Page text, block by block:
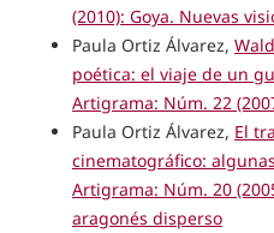
(2010): Goya. Nuevas
Paula Ortiz Álvarez,
poética: el viaje de un
Artigrama: Núm. 22
Paula Ortiz Álvarez, El
cinematográfico:
Artigrama: Núm. 20
aragonés disperso